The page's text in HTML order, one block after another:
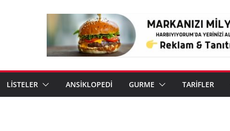
LİSTELER ANSİKLOPEDİ GURME TARİFLER